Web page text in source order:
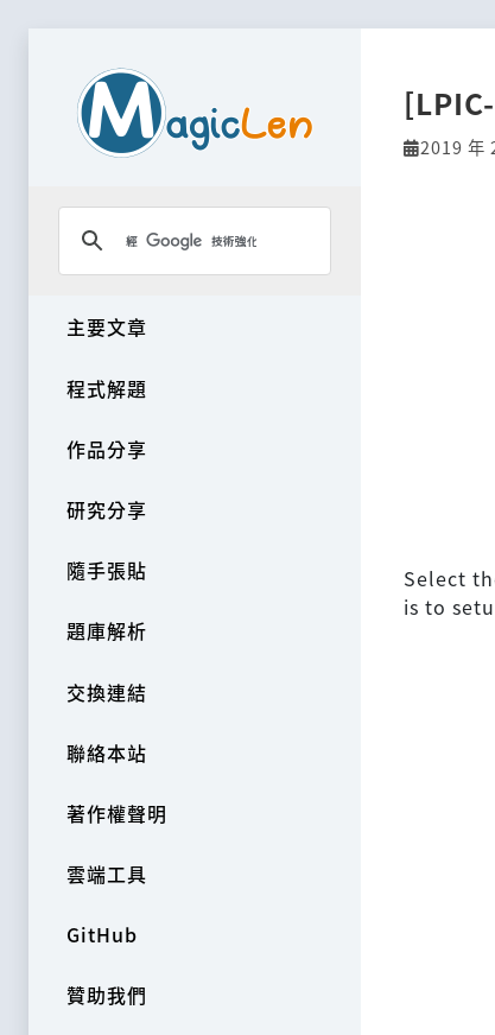
主要文章
程式解題
作品分享
研究分享
隨手張貼
題庫解析
交換連結
聯絡本站
著作權聲明
雲端工具
GitHub
贊助我們
2019 年
Select
is to